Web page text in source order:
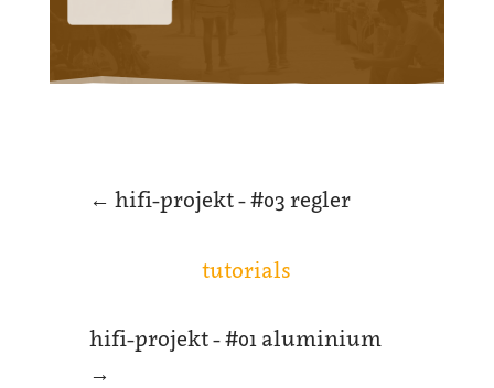
← hifi-projekt - #03 regler
tutorials
hifi-projekt - #01 aluminium
→